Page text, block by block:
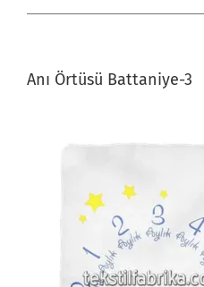
Anı Örtüsü Battaniye-3